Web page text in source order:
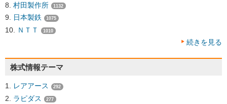
村田製作所 1132
日本製鉄 1075
ＮＴＴ 1010
続きを見る
株式情報テーマ
レアアース 292
ラピダス 277